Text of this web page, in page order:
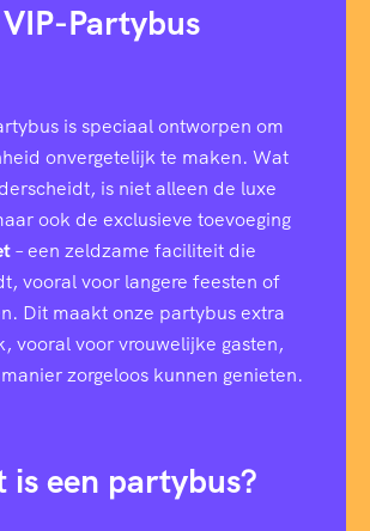
VIP-Partybus
is speciaal ontworpen om
onvergetelijk te maken. Wat
is niet alleen de luxe
ook de exclusieve toevoeging
– een zeldzame faciliteit die
vooral voor langere feesten of
Dit maakt onze partybus extra
vooral voor vrouwelijke gasten,
zorgeloos kunnen genieten.
is een partybus?